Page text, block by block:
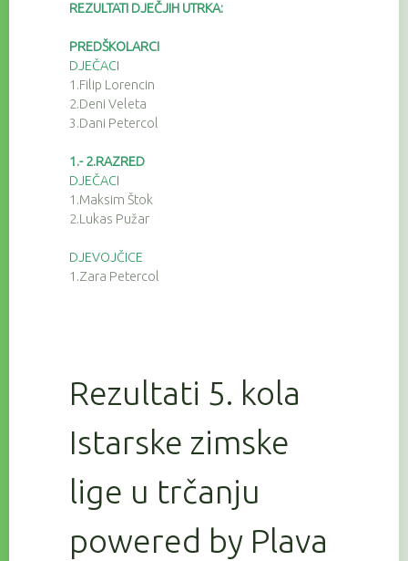
REZULTATI DJEČJIH UTRKA:
PREDŠKOLARCI
DJEČACI
1.Filip Lorencin
2.Deni Veleta
3.Dani Petercol
1.- 2.RAZRED
DJEČACI
1.Maksim Štok
2.Lukas Pužar
DJEVOJČICE
1.Zara Petercol
Rezultati 5. kola
Istarske zimske
lige u trčanju
powered by Plava